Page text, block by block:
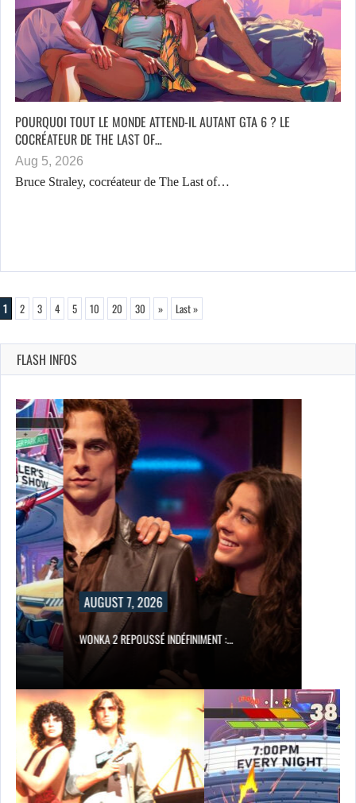
POURQUOI TOUT LE MONDE ATTEND-IL AUTANT GTA 6 ? LE
COCRÉATEUR DE THE LAST OF…
Aug 5, 2026
Bruce Straley, cocréateur de The Last of…
1 2 3 4 5 10 20 30 » Last »
FLASH INFOS
AUGUST 7, 2026
WONKA 2 REPOUSSÉ INDÉFINIMENT :…